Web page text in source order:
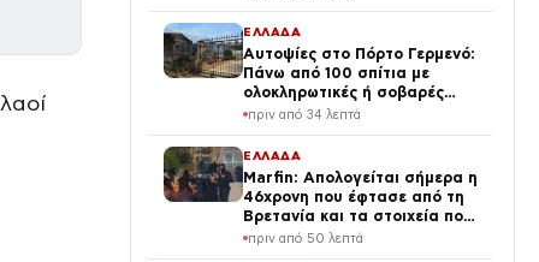
ΕΛΛΑΔΑ
Αυτοψίες στο Πόρτο Γερμενό:
Πάνω από 100 σπίτια με
ολοκληρωτικές ή σοβαρές
ζημιές
πριν από 34 λεπτά
ΕΛΛΑΔΑ
Marfin: Απολογείται σήμερα η
46χρονη που έφτασε από τη
Βρετανία και τα στοιχεία που
την εμπλέκουν
πριν από 50 λεπτά